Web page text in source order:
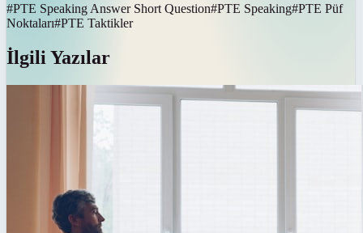
#PTE Speaking Answer Short Question#PTE Speaking#PTE Püf
Noktaları#PTE Taktikler
İlgili Yazılar